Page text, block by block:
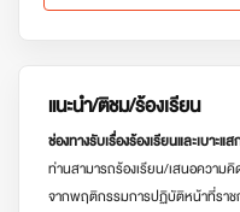
แนะนำ/ติชม/ร้องเรียน
ช่องทางรับเรื่องร้องเรียนและเบาะแ
ท่านสามารถร้องเรียน/เสนอความ
จากพฤติกรรมการปฏิบัติหน้าที่ราช